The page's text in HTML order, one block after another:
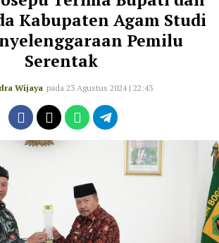
Kabupaten Agam Studi
Pemilu
Serentak
Wijaya pada 23 Agustus 2024 | 22:43